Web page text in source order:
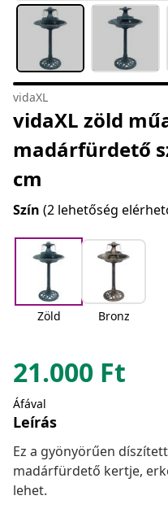
vidaXL
vidaXL zöld
madárfürdető
cm
Szín (2 lehetőség
Zöld Bronz
21.000 Ft
Áfával
Leírás
Ez a gyönyörűen
madárfürdető kertje,
lehet.